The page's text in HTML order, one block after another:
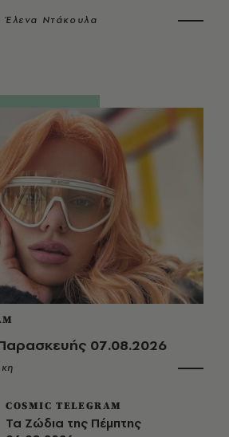
Έλενα Ντάκουλα
07.08.2026
COSMIC TELEGRAM
Τα Ζώδια της Πέμπτης